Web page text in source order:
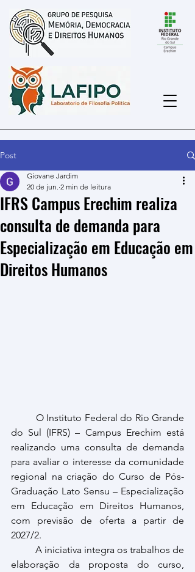
Post
IFRS Campus Erechim realiza
consulta de demanda para
Especialização em Educação em
Direitos Humanos
Giovane Jardim
20 de jun. 2 min de leitura
do Sul (IFRS) – Campus Erechim está
realizando uma consulta de demanda
para avaliar o interesse da comunidade
regional na criação do Curso de Pós-
Graduação Lato Sensu – Especialização
em Educação em Direitos Humanos,
com previsão de oferta a partir de
2027/2.
elaboração da proposta do curso,